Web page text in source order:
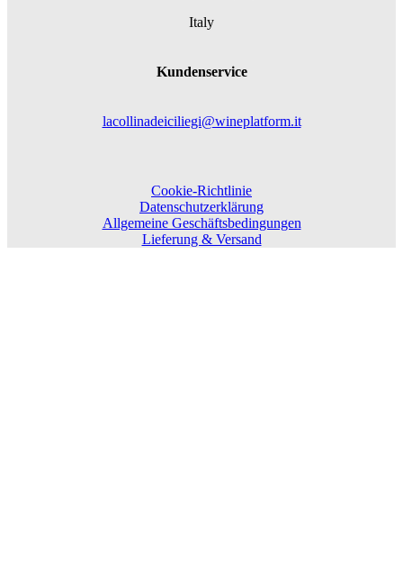
Italy
Kundenservice
lacollinadeiciliegi@wineplatform.it
Cookie-Richtlinie
Datenschutzerklärung
Allgemeine Geschäftsbedingungen
Lieferung & Versand